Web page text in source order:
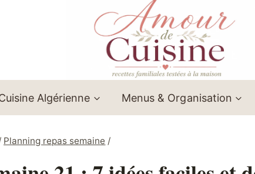
Algérienne Menus & Organisation
Planning repas semaine /